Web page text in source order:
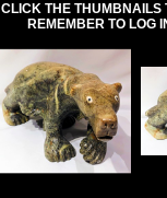
CLICK THE THUMBNAILS
REMEMBER TO LOG